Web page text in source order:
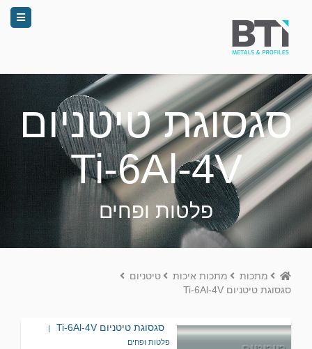
סגסוגת טיטניום
Ti-6Al-4V
פלטות ופחים
Homeמתכות מתכות איכות
טיטניום
סגסוגת טיטניום Ti-6Al-4V
סגסוגת טיטניום Ti-6Al-4V
|
פלטות ופחים